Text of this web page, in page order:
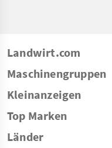
Landwirt.com
Maschinengruppen
Kleinanzeigen
Top Marken
Länder